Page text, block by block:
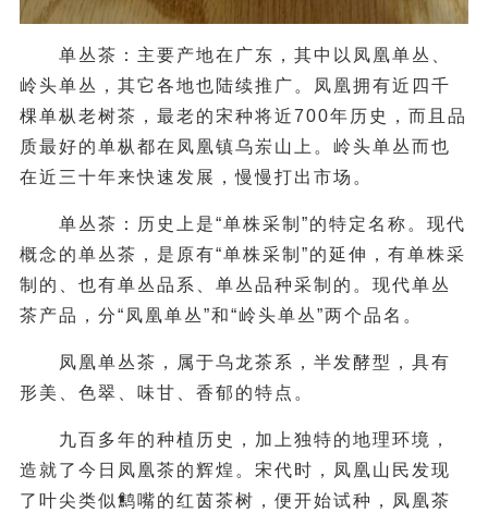
单丛茶 ：主要产地在广东，其中以凤凰单丛、
岭头单丛，其它各地也陆续推广。凤凰拥有近四千
棵单枞老树茶，最老的宋种将近700年历史，而且品
质最好的单枞都在凤凰镇乌岽山上。岭头单丛而也
在近三十年来快速发展，慢慢打出市场。
单丛茶 ：历史上是“单株采制”的特定名称。现代
概念的单丛茶，是原有“单株采制”的延伸，有单株采
制的、也有单丛品系、单丛品种采制的。现代单丛
茶产品，分“ 凤凰单丛”和“岭头单丛”两个品名。
凤凰单丛茶，属于乌龙茶系，半发酵型，具有
形美、色翠、味甘、香郁的特点。
九百多年的种植历史，加上独特的地理环境，
造就了今日凤凰茶的辉煌。宋代时，凤凰山民发现
了叶尖类似鹪嘴的红茵茶树，便开始试种，凤凰茶